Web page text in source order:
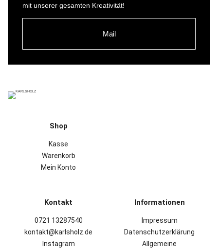
mit unserer gesamten Kreativität!
Mail
Shop
Kasse
Warenkorb
Mein Konto
Kontakt
0721 13287540
kontakt@karlsholz.de
Instagram
Informationen
Impressum
Datenschutzerklärung
Allgemeine